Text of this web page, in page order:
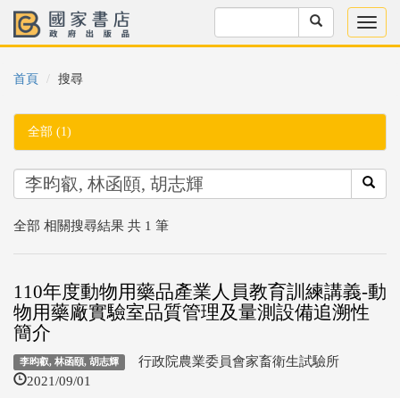
首頁 搜尋
全部 (1)
全部 相關搜尋結果 共 1 筆
110年度動物用藥品產業人員教育訓練講義-動
物用藥廠實驗室品質管理及量測設備追溯性
簡介
李昀叡, 林函頤, 胡志輝 行政院農業委員會家畜衛生試驗所
2021/09/01